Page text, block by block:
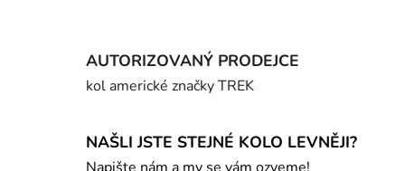
AUTORIZOVANÝ PRODEJCE
kol americké značky TREK
NAŠLI JSTE STEJNÉ KOLO LEVNĚJI?